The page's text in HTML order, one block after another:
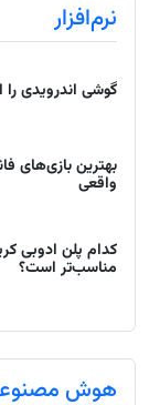
نرم‌افزار
گوشی اندرویدی را
واقعی
کدام پلن ادوبی
مناسب‌تر است؟
هوش